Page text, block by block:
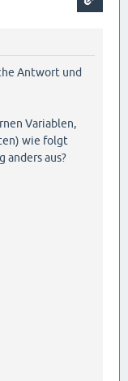
Antwort und
Variablen,
wie folgt
anders aus?